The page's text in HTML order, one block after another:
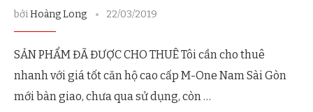
bởiHoàng Long 22/03/2019
SẢN PHẨM ĐÃ ĐƯỢC CHO THUÊ Tôi cần cho thuê
nhanh với giá tốt căn hộ cao cấp M-One Nam Sài Gòn
mới bàn giao, chưa qua sử dụng, còn …